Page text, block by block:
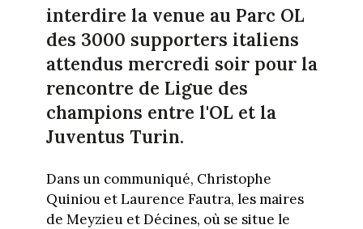
interdire la venue au Parc OL
des 3000 supporters italiens
attendus mercredi soir pour la
rencontre de Ligue des
champions entre l'OL et la
Juventus Turin.
Dans un communiqué, Christophe
Quiniou et Laurence Fautra, les maires
de Meyzieu et Décines, où se situe le